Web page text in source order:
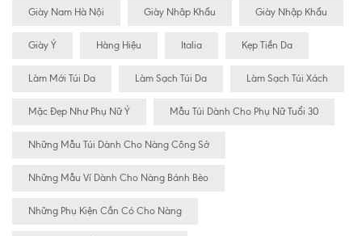
Giày Nam Hà Nội Giày Nhâp Khẩu Giày Nhập Khẩu
Giày Ý Hàng Hiệu Italia Kẹp Tiền Da
Làm Mới Túi Da Làm Sạch Túi Da Làm Sạch Túi Xách
Mặc Đẹp Như Phụ Nữ Ý Mẫu Túi Dành Cho Phụ Nữ Tuổi 30
Những Mẫu Túi Dành Cho Nàng Công Sở
Những Mẫu Ví Dành Cho Nàng Bánh Bèo
Những Phụ Kiện Cần Có Cho Nàng